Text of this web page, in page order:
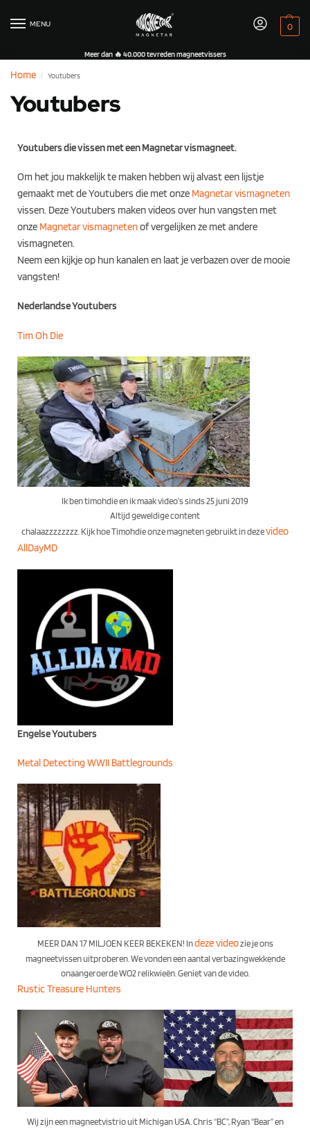
MENU 0
Meer dan 🔥 40.000 tevreden magneetvissers
Home / Youtubers
Youtubers
Youtubers die vissen met een Magnetar vismagneet.
Om het jou makkelijk te maken hebben wij alvast een lijstje
gemaakt met de Youtubers die met onze Magnetar vismagneten
vissen. Deze Youtubers maken videos over hun vangsten met
onze Magnetar vismagnetenof vergelijken ze met andere
vismagneten.
Neem een kijkje op hun kanalen en laat je verbazen over de mooie
vangsten!
Nederlandse Youtubers
Tim Oh Die
Ik ben timohdie en ik maak video’s sinds 25 juni 2019
Altijd geweldige content
chalaazzzzzzzz. Kijk hoe Timohdie onze magneten gebruikt in dezevideo
AllDayMD
Engelse Youtubers
Metal Detecting WWII Battlegrounds
MEER DAN 17 MILJOEN KEER BEKEKEN! Indeze videozie je ons
magneetvissen uitproberen. We vonden een aantal verbazingwekkende
onaangeroerde WO2 relikwieën. Geniet van de video.
Rustic Treasure Hunters
Wij zijn een magneetvistrio uit Michigan USA. Chris “BC”, Ryan “Bear” en